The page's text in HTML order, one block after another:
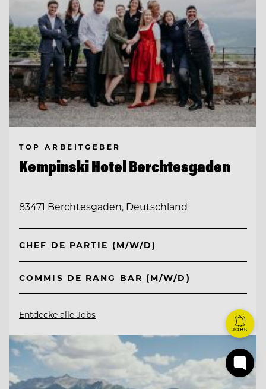
TOP ARBEITGEBER
Kempinski Hotel Berchtesgaden
83471 Berchtesgaden, Deutschland
CHEF DE PARTIE (M/W/D)
COMMIS DE RANG BAR (M/W/D)
Entdecke alle Jobs
JOBS